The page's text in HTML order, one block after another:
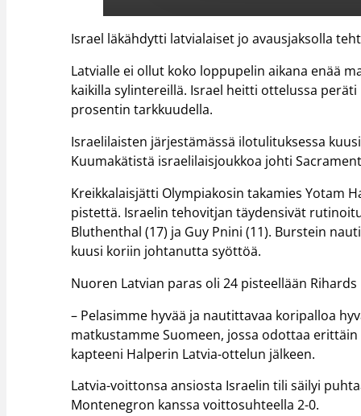
Israel läkähdytti latvialaiset jo avausjaksolla
Latvialle ei ollut koko loppupelin aikana enää
kaikilla sylintereillä. Israel heitti ottelussa
prosentin tarkkuudella.
Israelilaisten järjestämässä ilotulituksessa
Kuumakätistä israelilaisjoukkoa johti
Kreikkalaisjätti Olympiakosin takamies Yotam
pistettä. Israelin tehovitjan täydensivät
Bluthenthal (17) ja Guy Pnini (11). Burstein
kuusi koriin johtanutta syöttöä.
Nuoren Latvian paras oli 24 pisteellään Rihards
– Pelasimme hyvää ja nautittavaa koripalloa
matkustamme Suomeen, jossa odottaa
kapteeni Halperin Latvia-ottelun jälkeen.
Latvia-voittonsa ansiosta Israelin tili säilyi
Montenegron kanssa voittosuhteella 2-0.